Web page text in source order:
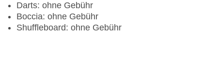
Darts: ohne Gebühr
Boccia: ohne Gebühr
Shuffleboard: ohne Gebühr